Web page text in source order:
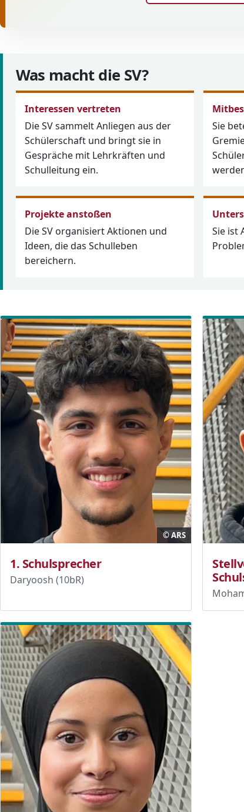
Was macht die SV?
Interessen vertreten
Die SV sammelt Anliegen aus der
Schülerschaft und bringt sie in
Gespräche mit Lehrkräften und
Schulleitung ein.
Sie
Projekte anstoßen
Die SV organisiert Aktionen und
Ideen, die das Schulleben
bereichern.
Sie ist
© ARS
1. Schulsprecher
Daryoosh (10bR)